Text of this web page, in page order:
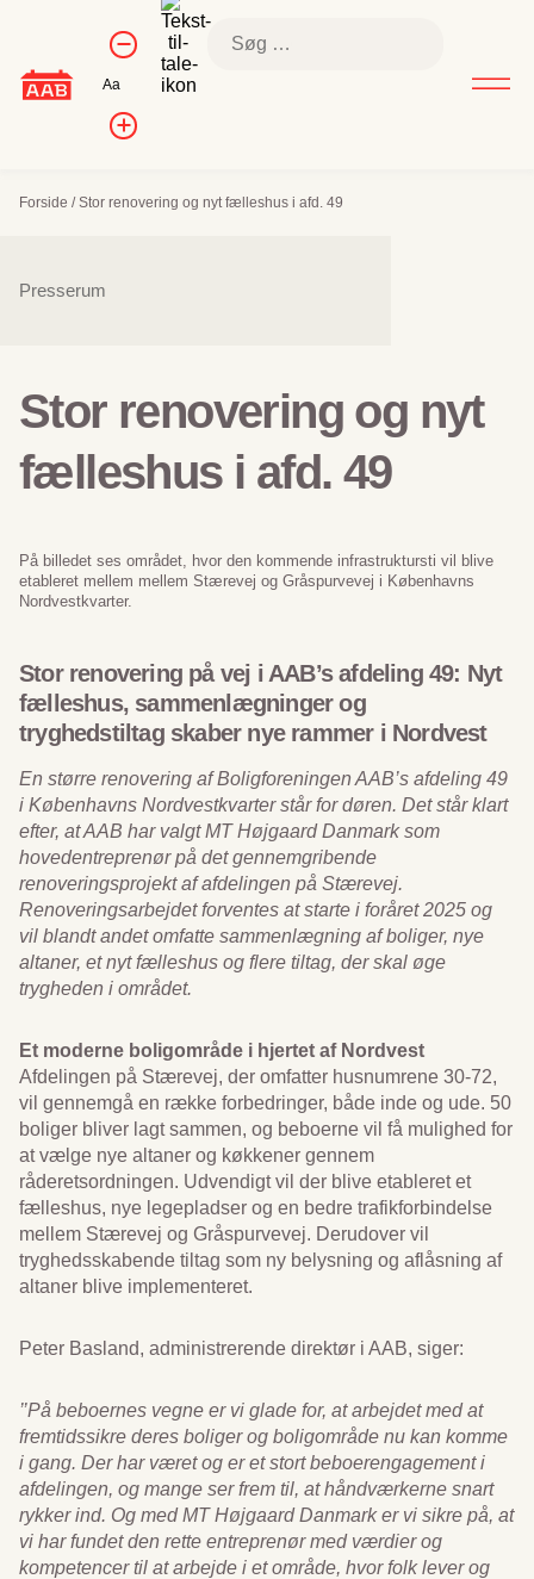
Kontrol af
skriftstørrelse
Formindsk
skriftstørrelse
Aa
Forøg
skriftstørrelsen
Søg
efter:
Forside /Stor renovering og nyt fælleshus i afd. 49
Sidenavigation
Presserum
Stor renovering og nyt
fælleshus i afd. 49
På billedet ses området, hvor den kommende infrastruktursti vil blive
etableret mellem mellem Stærevej og Gråspurvevej i Københavns
Nordvestkvarter.
Stor renovering på vej i AAB’s afdeling 49: Nyt
fælleshus, sammenlægninger og
tryghedstiltag skaber nye rammer i Nordvest
En større renovering af Boligforeningen AAB’s afdeling 49
i Københavns Nordvestkvarter står for døren. Det står klart
efter, at AAB har valgt MT Højgaard Danmark som
hovedentreprenør på det gennemgribende
renoveringsprojekt af afdelingen på Stærevej.
Renoveringsarbejdet forventes at starte i foråret 2025 og
vil blandt andet omfatte sammenlægning af boliger, nye
altaner, et nyt fælleshus og flere tiltag, der skal øge
trygheden i området.
Et moderne boligområde i hjertet af Nordvest
Afdelingen på Stærevej, der omfatter husnumrene 30-72,
vil gennemgå en række forbedringer, både inde og ude. 50
boliger bliver lagt sammen, og beboerne vil få mulighed for
at vælge nye altaner og køkkener gennem
råderetsordningen. Udvendigt vil der blive etableret et
fælleshus, nye legepladser og en bedre trafikforbindelse
mellem Stærevej og Gråspurvevej. Derudover vil
tryghedsskabende tiltag som ny belysning og aflåsning af
altaner blive implementeret.
Peter Basland, administrerende direktør i AAB, siger:
’’På beboernes vegne er vi glade for, at arbejdet med at
fremtidssikre deres boliger og boligområde nu kan komme
i gang. Der har været og er et stort beboerengagement i
afdelingen, og mange ser frem til, at håndværkerne snart
rykker ind. Og med MT Højgaard Danmark er vi sikre på, at
vi har fundet den rette entreprenør med værdier og
kompetencer til at arbejde i et område, hvor folk lever og